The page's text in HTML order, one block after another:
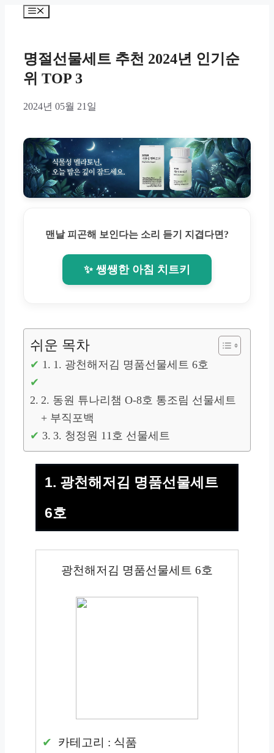
Menu
명절선물세트 추천 2024년 인기순
위 TOP 3
2024년 05월 21일
맨날 피곤해 보인다는 소리 듣기 지겹다면?
✨ 쌩쌩한 아침 치트키
쉬운 목차
1. 광천해저김 명품선물세트 6호
2. 동원 튜나리챔 O-8호 통조림 선물세트
+ 부직포백
3. 청정원 11호 선물세트
1. 광천해저김 명품선물세트
6호
광천해저김 명품선물세트 6호
카테고리 : 식품